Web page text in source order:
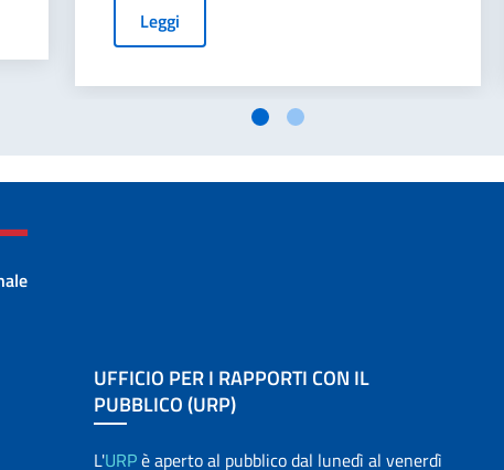
Leggi
UFFICIO PER I RAPPORTI CON IL
PUBBLICO (URP)
L'URPè aperto al pubblico dal lunedì al venerdì